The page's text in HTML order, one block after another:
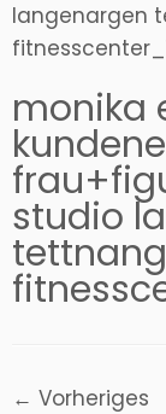
langenargen
monika
studio
← Vorheriges